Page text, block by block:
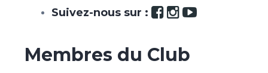
Suivez-nous sur :
Membres du Club